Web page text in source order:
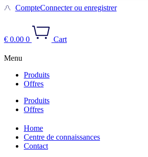
CompteConnecter ou enregistrer
€ 0.00 0 Cart
Menu
Produits
Offres
Produits
Offres
Home
Centre de connaissances
Contact